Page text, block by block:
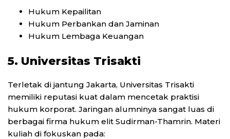
Hukum Kepailitan
Hukum Perbankan dan Jaminan
Hukum Lembaga Keuangan
5. Universitas Trisakti
Terletak di jantung Jakarta, Universitas Trisakti
memiliki reputasi kuat dalam mencetak praktisi
hukum korporat. Jaringan alumninya sangat luas di
berbagai firma hukum elit Sudirman-Thamrin. Materi
kuliah di fokuskan pada: